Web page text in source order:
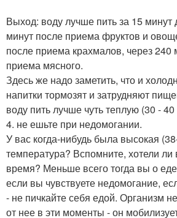
Выход: воду лучше пить за 15 минут
минут после приема фруктов и
после приема крахмалов, через 240
приема мясного.
Здесь же надо заметить, что и
напитки тормозят и затрудняют
воду пить лучше чуть теплую (30 - 40
4. не ешьте при недомогании.
У вас когда-нибудь была высокая
температура? Вспомните, хотели ли
время? Меньше всего тогда вы о
если вы чувствуете недомогание,
- не пичкайте себя едой. Организм
от нее в эти моменты - он